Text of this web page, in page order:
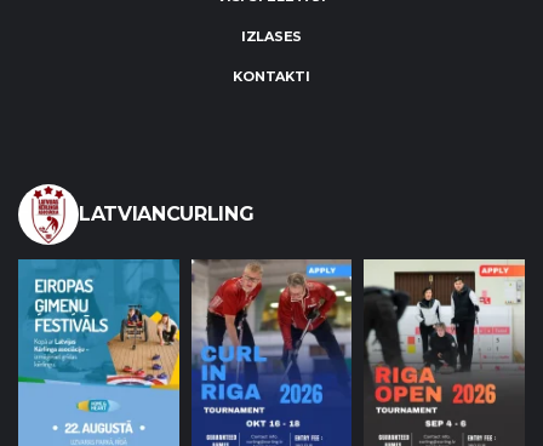
IZLASES
KONTAKTI
LATVIANCURLING